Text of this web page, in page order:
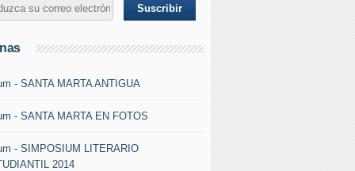
- SANTA MARTA ANTIGUA
- SANTA MARTA EN FOTOS
- SIMPOSIUM LITERARIO
2014